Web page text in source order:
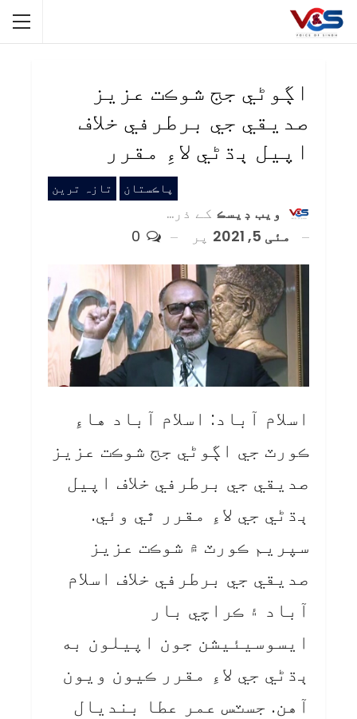
اڳوڻي جج شوڪت عزيز
صديقي جي برطرفي خلاف
اپيل ٻڌڻي لاءِ مقرر
پاڪستان تازہ ترین
ويب ڊيسڪ کے ذریعہ
مئی 5, 2021
پر
اسلام آباد: اسلام آباد هاءِ
ڪورٽ جي اڳوڻي جج شوڪت عزيز
صديقي جي برطرفي خلاف اپيل
ٻڌڻي جي لاءِ مقرر ٿي وئي.
سپريم ڪورٽ ۾ شوڪت عزيز
صديقي جي برطرفي خلاف اسلام
آباد ۽ ڪراچي بار
ايسوسيئيشن جون اپيلون به
ٻڌڻي جي لاءِ مقرر ڪيون ويون
آهن. جسٽس عمر عطا بنديال